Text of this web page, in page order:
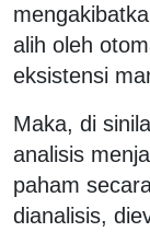
alih oleh
eksistensi
Maka, di
analisis
paham
dianalisis,